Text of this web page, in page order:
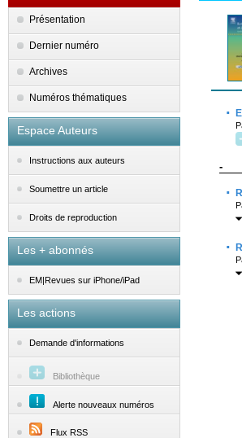
Présentation
Dernier numéro
Archives
Numéros thématiques
Espace Auteurs
Instructions aux auteurs
Soumettre un article
Droits de reproduction
Les + abonnés
EM|Revues sur iPhone/iPad
Les actions
Demande d'informations
Bibliothèque
Alerte nouveaux numéros
Flux RSS
·
-
·
·